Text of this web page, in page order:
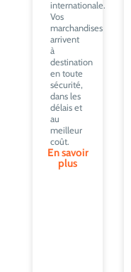
internationale.
Vos
marchandises
arrivent
à
destination
en toute
sécurité,
dans les
délais et
au
meilleur
coût.
En savoir
plus